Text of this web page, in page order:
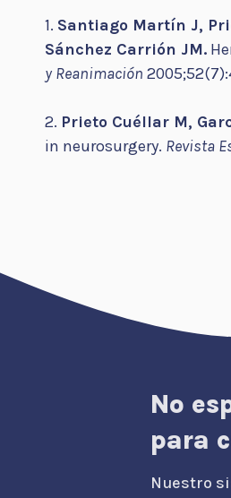
1. Santiago Martín J,
Sánchez Carrión JM.
y Reanimación
2. Prieto Cuéllar M,
in neurosurgery. Revista
No
para
Nuestro